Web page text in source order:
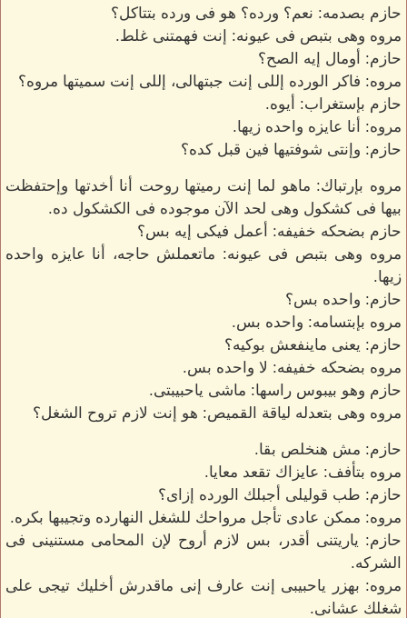
حازم بصدمه: نعم؟ ورده؟ هو فى ورده بتتاكل؟
مروه وهى بتبص فى عيونه: إنت فهمتنى غلط.
حازم: أومال إيه الصح؟
مروه: فاكر الورده إللى إنت جبتهالى، إللى إنت سميتها مروه؟
حازم بإستغراب: أيوه.
مروه: أنا عايزه واحده زيها.
حازم: وإنتى شوفتيها فين قبل كده؟
مروه بإرتباك: ماهو لما إنت رميتها روحت أنا أخدتها وإحتفظت
بيها فى كشكول وهى لحد الآن موجوده فى الكشكول ده.
حازم بضحكه خفيفه: أعمل فيكى إيه بس؟
مروه وهى بتبص فى عيونه: ماتعملش حاجه، أنا عايزه واحده
زيها.
حازم: واحده بس؟
مروه بإبتسامه: واحده بس.
حازم: يعنى ماينفعش بوكيه؟
مروه بضحكه خفيفه: لا واحده بس.
حازم وهو بيبوس راسها: ماشى ياحبيبتى.
مروه وهى بتعدله لياقة القميص: هو إنت لازم تروح الشغل؟
حازم: مش هنخلص بقا.
مروه بتأفف: عايزاك تقعد معايا.
حازم: طب قوليلى أجبلك الورده إزاى؟
مروه: ممكن عادى تأجل مرواحك للشغل النهارده وتجيبها بكره.
حازم: ياريتنى أقدر، بس لازم أروح لإن المحامى مستنينى فى
الشركه.
مروه: بهزر ياحبيبى إنت عارف إنى ماقدرش أخليك تيجى على
شغلك عشانى.